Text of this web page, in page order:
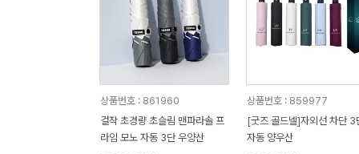
상품번호 : 861960
걸작 초경량 초슬림 맨파라솔 프
라임 모노 자동 3단 우양산
상품번호 : 859977
[굿즈 골드넬]자외선 차단 3
자동 양우산